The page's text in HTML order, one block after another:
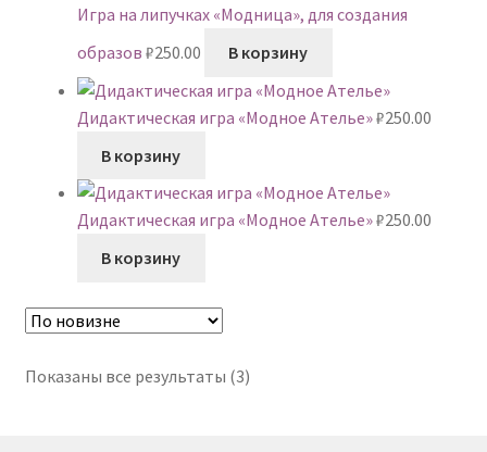
Игра на липучках «Модница», для создания
образов ₽250.00 В корзину
Дидактическая игра «Модное Ателье»₽250.00
В корзину
Дидактическая игра «Модное Ателье»₽250.00
В корзину
Показаны все результаты (3)Сортировка: